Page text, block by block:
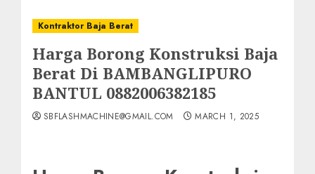
Kontraktor Baja Berat
Harga Borong Konstruksi Baja
Berat Di BAMBANGLIPURO
BANTUL 0882006382185
SBFLASHMACHINE@GMAIL.COM MARCH 1, 2025